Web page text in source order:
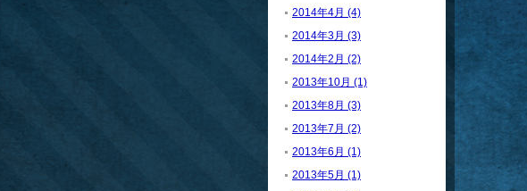
2014年4月 (4)
2014年3月 (3)
2014年2月 (2)
2013年10月 (1)
2013年8月 (3)
2013年7月 (2)
2013年6月 (1)
2013年5月 (1)